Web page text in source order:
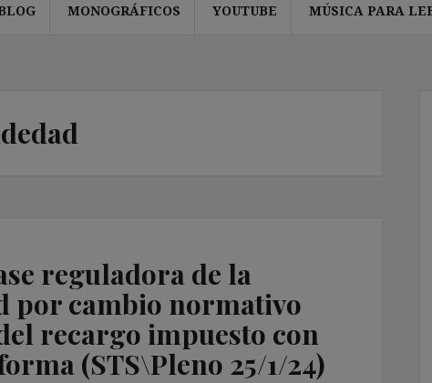
MONOGRÁFICOS YOUTUBE MÚSICA PARA
reguladora de la
por cambio normativo
recargo impuesto con
(STS\Pleno 25/1/24)